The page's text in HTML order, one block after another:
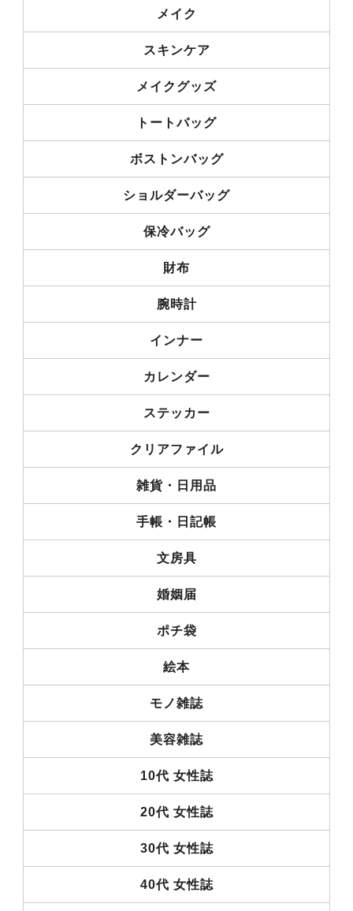
メイク
スキンケア
メイクグッズ
トートバッグ
ボストンバッグ
ショルダーバッグ
保冷バッグ
財布
腕時計
インナー
カレンダー
ステッカー
クリアファイル
雑貨・日用品
手帳・日記帳
文房具
婚姻届
ポチ袋
絵本
モノ雑誌
美容雑誌
10代 女性誌
20代 女性誌
30代 女性誌
40代 女性誌